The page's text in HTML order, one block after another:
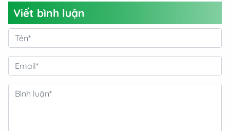
Viết bình luận